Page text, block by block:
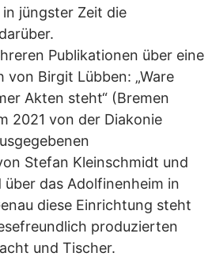
jüngster Zeit die
Publikationen über eine
von Birgit Lübben: „Ware
Akten steht“ (Bremen
2021 von der Diakonie
Stefan Kleinschmidt und
das Adolfinenheim in
diese Einrichtung steht
produzierten
und Tischer.